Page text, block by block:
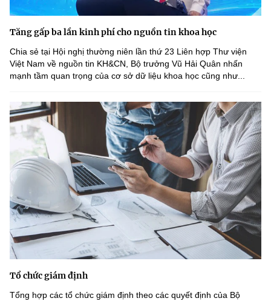
Tăng gấp ba lần kinh phí cho nguồn tin khoa học
Chia sẻ tại Hội nghị thường niên lần thứ 23 Liên hợp Thư viện
Việt Nam về nguồn tin KH&CN, Bộ trưởng Vũ Hải Quân nhấn
mạnh tầm quan trọng của cơ sở dữ liệu khoa học cũng như...
Tổ chức giám định
Tổng hợp các tổ chức giám định theo các quyết định của Bộ